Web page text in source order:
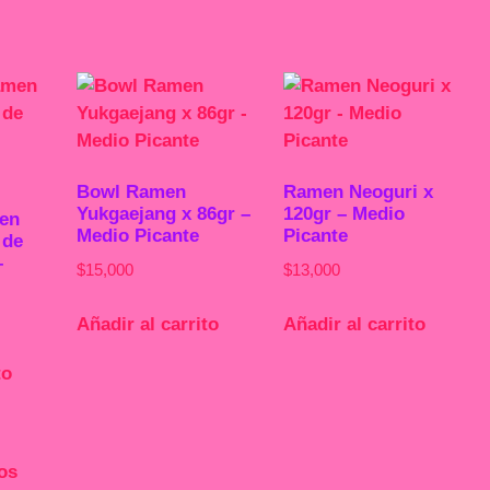
Bowl Ramen
Yukgaejang x 86gr –
Medio Picante
$15,000
Añadir al carrito
Ramen Neoguri x
120gr – Medio
Picante
$13,000
Añadir al carrito